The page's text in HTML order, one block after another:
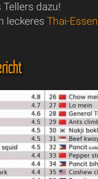
dazu!
leckeres Thai-Essen